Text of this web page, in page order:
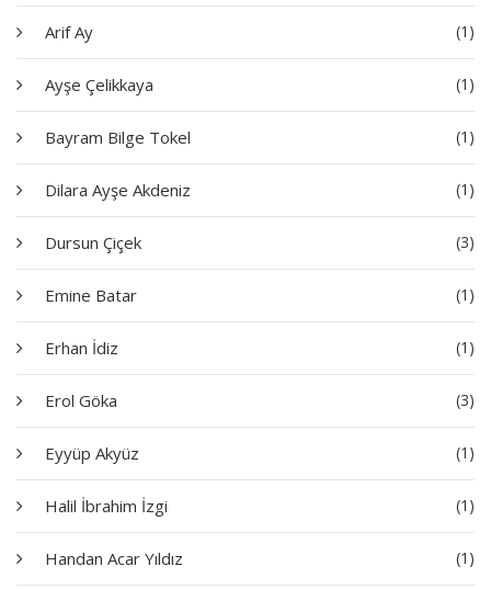
Arif Ay (1)
Ayşe Çelikkaya (1)
Bayram Bilge Tokel (1)
Dilara Ayşe Akdeniz (1)
Dursun Çiçek (3)
Emine Batar (1)
Erhan İdiz (1)
Erol Göka (3)
Eyyüp Akyüz (1)
Halil İbrahim İzgi (1)
Handan Acar Yıldız (1)